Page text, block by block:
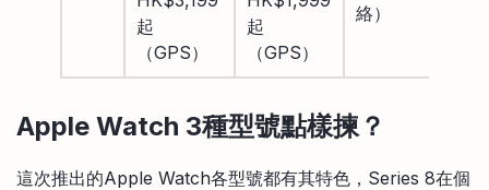
起
（GPS）
起
（GPS）
絡）
Apple Watch 3種型號點樣揀？
這次推出的Apple Watch各型號都有其特色，Series 8在個